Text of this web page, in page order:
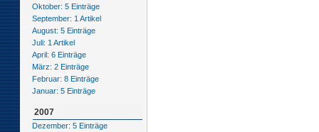
Oktober: 5 Einträge
September: 1 Artikel
August: 5 Einträge
Juli: 1 Artikel
April: 6 Einträge
März: 2 Einträge
Februar: 8 Einträge
Januar: 5 Einträge
2007
Dezember: 5 Einträge